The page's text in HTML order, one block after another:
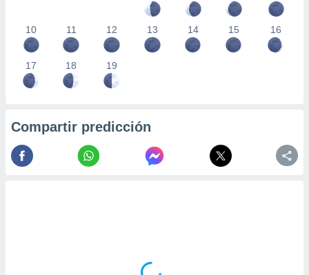
10 11 12 13 14 15 16
17 18 19
Compartir predicción